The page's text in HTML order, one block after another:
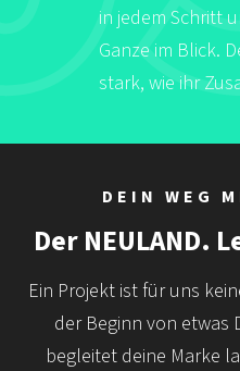
in jedem Schritt
Ganze im Blick.
stark, wie ihr
DEIN WEG
Der NEULAND.
Ein Projekt ist für uns
der Beginn von etwas
begleitet deine Marke